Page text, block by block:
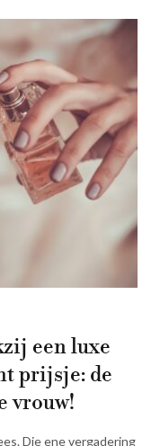
een luxe
prijsje: de
vrouw!
Die ene vergadering